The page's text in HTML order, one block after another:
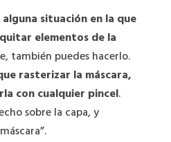
situación en la que
elementos de la
también puedes hacerlo.
rasterizar la máscara,
con cualquier pincel.
sobre la capa, y